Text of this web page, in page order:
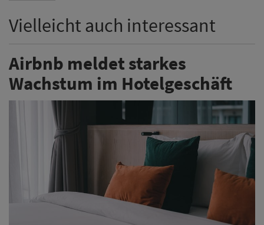
Vielleicht auch interessant
Airbnb meldet starkes
Wachstum im Hotelgeschäft